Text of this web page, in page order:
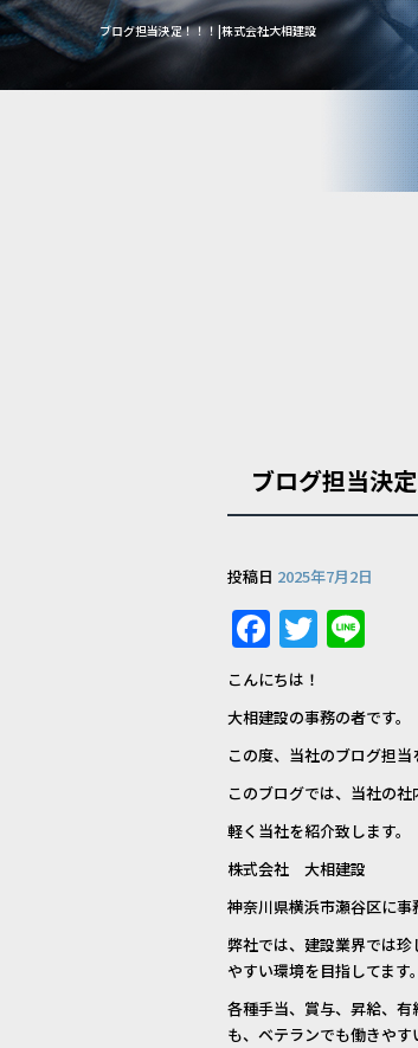
ブログ担当決定！！！|株式会社大相建設
ブログ担当決
投稿日 2025年7月2日
F
a
c
e
b
o
o
k
T
it
te
r
e
こんにちは！
大相建設の事務の者です。
この度、当社のブログ担
このブログでは、当社の
軽く当社を紹介致します。
株式会社 大相建設
神奈川県横浜市瀬谷区に事
弊社では、建設業界では
やすい環境を目指してます。
各種手当、賞与、昇給、
も、ベテランでも働きやす